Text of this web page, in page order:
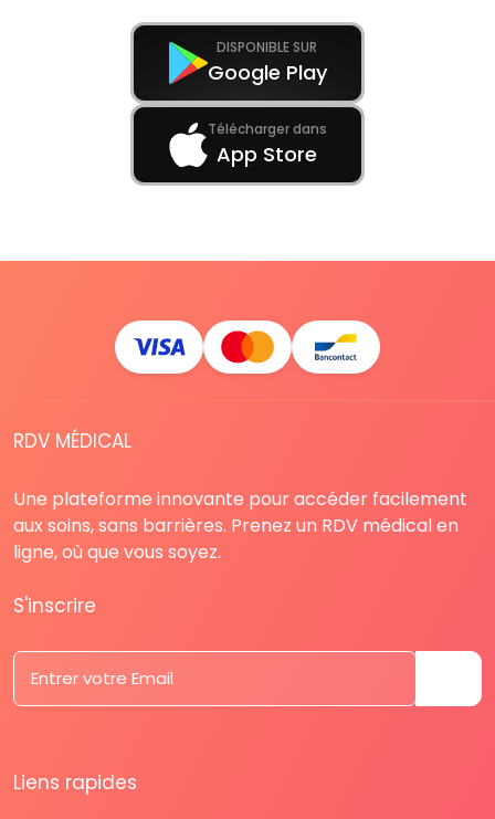
DISPONIBLE SUR
Google Play
Télécharger dans
App Store
RDV MÉDICAL
Une plateforme innovante pour accéder facilement
aux soins, sans barrières. Prenez un RDV médical en
ligne, où que vous soyez.
S'inscrire
Liens rapides